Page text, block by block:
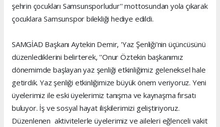
şehrin çocukları Samsunsporludur'' mottosundan yola çıkarak
çocuklara Samsunspor bilekliği hediye edildi.
SAMGİAD Başkanı Aytekin Demir, 'Yaz Şenliği'nin üçüncüsünü
düzenlediklerini belirterek, ''Onur Öztekin başkanımız
dönemimde başlayan yaz şenliği etkinliğimiz geleneksel hale
getirdik. Yaz şenliği etkinliğimize büyük önem veriyoruz. Yeni
üyelerimiz ile eski üyelerimiz tanışma ve kaynaşma fırsatı
buluyor. İş ve sosyal hayat ilişkilerimizi geliştiriyoruz.
Düzenlenen aktivitelerle üyelerimiz ve aileleri eğlenceli vakit